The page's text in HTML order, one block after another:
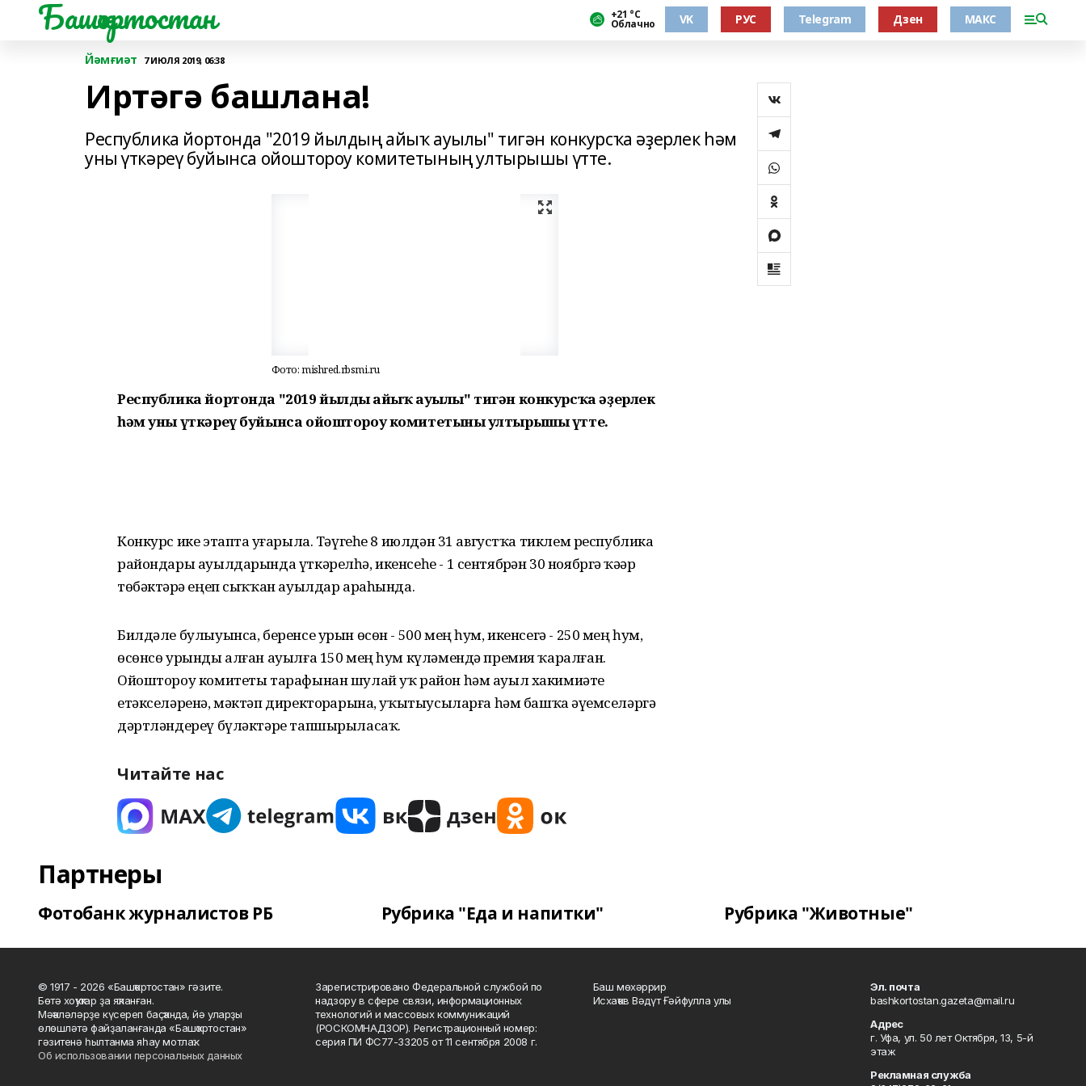
Башҡортостан +21 °С
Облачно VK РУС Telegram Дзен МАКС
Йәмғиәт 7 ИЮЛЯ 2019, 06:38
Иртәгә башлана!
Республика йортонда "2019 йылдың айыҡ ауылы" тигән конкурсҡа әҙерлек һәм
уны үткәреү буйынса ойоштороу комитетының ултырышы үтте.
Фото: mishred.rbsmi.ru
Республика йортонда "2019 йылдың айыҡ ауылы" тигән конкурсҡа әҙерлек
һәм уны үткәреү буйынса ойоштороу комитетының ултырышы үтте.
Конкурс ике этапта уҙғарыла. Тәүгеһе 8 июлдән 31 августҡа тиклем республика
райондары ауылдарында үткәрелһә, икенсеһе - 1 сентябрҙән 30 ноябргә ҡәҙәр
төбәктәрҙә еңеп сыҡҡан ауылдар араһында.
Билдәле булыуынса, беренсе урын өсөн - 500 мең һум, икенсегә - 250 мең һум,
өсөнсө урынды алған ауылға 150 мең һум күләмендә премия ҡаралған.
Ойоштороу комитеты тарафынан шулай уҡ район һәм ауыл хакимиәте
етәкселәренә, мәктәп директорҙарына, уҡытыусыларға һәм башҡа әүҙемселәргә
дәртләндереү бүләктәре тапшырыласаҡ.
Читайте нас
Партнеры
Фотобанк журналистов РБ Рубрика "Еда и напитки" Рубрика "Животные"
© 1917 - 2026 «Башҡортостан» гәзите.
Бөтә хоҡуҡтар ҙа яҡланған.
Мәҡәләләрҙе күсереп баҫҡанда, йә уларҙы
өлөшләтә файҙаланғанда «Башҡортостан»
гәзитенә һылтанма яһау мотлаҡ.
Об использовании персональных данных
Зарегистрировано Федеральной службой по
надзору в сфере связи, информационных
технологий и массовых коммуникаций
(РОСКОМНАДЗОР). Регистрационный номер:
серия ПИ ФС77-33205 от 11 сентября 2008 г.
Баш мөхәррир
Исхаҡов Вәдүт Ғәйфулла улы
Эл. почта
bashkortostan.gazeta@mail.ru
Адрес
г. Уфа, ул. 50 лет Октября, 13, 5-й
этаж
Рекламная служба